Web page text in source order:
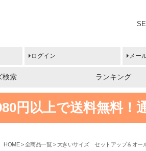
ログイン メー
検索 ランキング
円以上で送料無料！
HOME 全商品一覧
大きいサイズ セットアップ＆オー